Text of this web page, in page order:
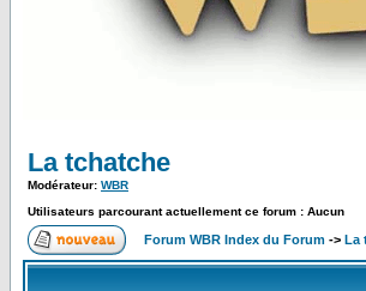
La tchatche
Modérateur: WBR
Utilisateurs parcourant actuellement ce forum : Aucun
Forum WBR Index du Forum -> La